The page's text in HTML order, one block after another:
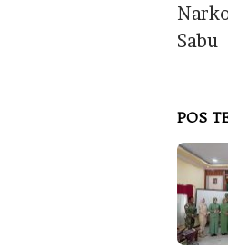
Sabu
POS